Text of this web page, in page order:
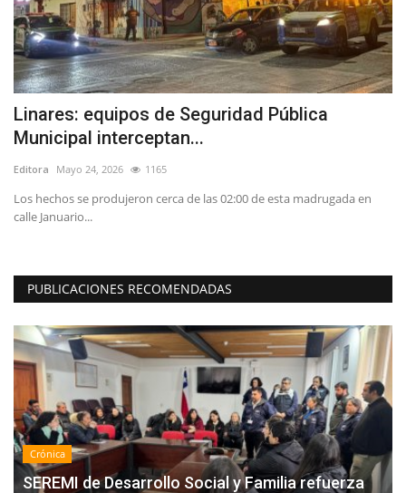
Linares: equipos de Seguridad Pública
Municipal interceptan...
Editora Mayo 24, 2026 1165
Los hechos se produjeron cerca de las 02:00 de esta madrugada en
calle Januario...
PUBLICACIONES RECOMENDADAS
Crónica
SEREMI de Desarrollo Social y Familia refuerza